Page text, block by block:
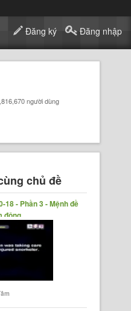
Đăng ký Đăng nhập
người dùng
chủ đề
18 - Phần 3 - Mệnh đề